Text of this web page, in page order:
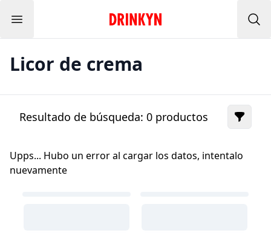
Menu Inicio Drinkyn
Licor de crema
Resultado de búsqueda: 0 productos
Upps... Hubo un error al cargar los datos, intentalo
nuevamente